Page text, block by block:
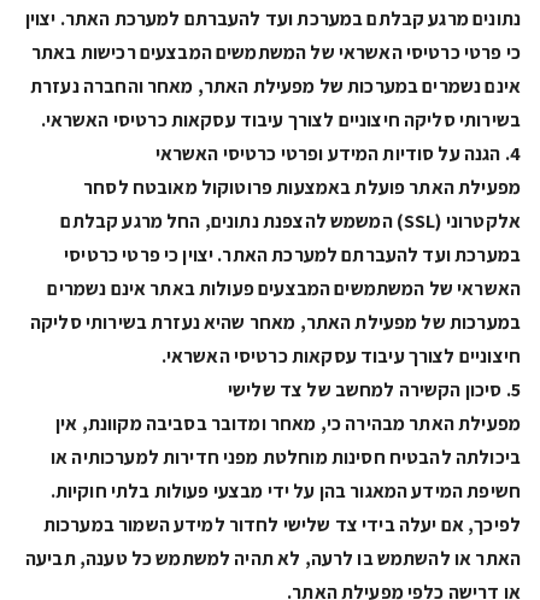
נתונים מרגע קבלתם במערכת ועד להעברתם למערכת האתר. יצוין
כי פרטי כרטיסי האשראי של המשתמשים המבצעים רכישות באתר
אינם נשמרים במערכות של מפעילת האתר, מאחר והחברה נעזרת
בשירותי סליקה חיצוניים לצורך עיבוד עסקאות כרטיסי האשראי.
4. הגנה על סודיות המידע ופרטי כרטיסי האשראי
מפעילת האתר פועלת באמצעות פרוטוקול מאובטח לסחר
אלקטרוני (SSL) המשמש להצפנת נתונים, החל מרגע קבלתם
במערכת ועד להעברתם למערכת האתר. יצוין כי פרטי כרטיסי
האשראי של המשתמשים המבצעים פעולות באתר אינם נשמרים
במערכות של מפעילת האתר, מאחר שהיא נעזרת בשירותי סליקה
חיצוניים לצורך עיבוד עסקאות כרטיסי האשראי.
5. סיכון הקשירה למחשב של צד שלישי
מפעילת האתר מבהירה כי, מאחר ומדובר בסביבה מקוונת, אין
ביכולתה להבטיח חסינות מוחלטת מפני חדירות למערכותיה או
חשיפת המידע המאגור בהן על ידי מבצעי פעולות בלתי חוקיות.
לפיכך, אם יעלה בידי צד שלישי לחדור למידע השמור במערכות
האתר או להשתמש בו לרעה, לא תהיה למשתמש כל טענה, תביעה
או דרישה כלפי מפעילת האתר.